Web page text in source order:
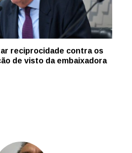
reciprocidade contra os
de visto da embaixadora